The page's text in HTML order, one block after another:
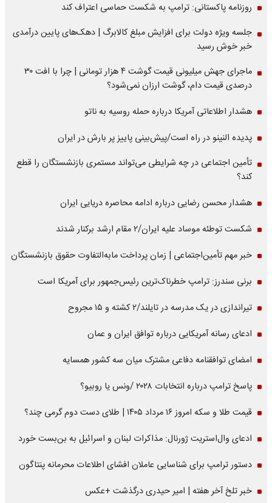
روزنامه پاکستانی: ترامپ به شکست حماسی اعتراف کند
جلسه ویژه دولت برای افزایش مبلغ کالابرگ | دهک‌های پایین درآمدی
خبر خوش رسید
ماجرای جهش میلیونی قیمت گوشت ۴ هزار تومانی | چرا با افت ۳۰
درصدی قیمت دام، گوشت ارزان نمی‌شود؟
هشدار اطلاعاتی آمریکا درباره حمله روسیه به ناتو
پدیده النینو در راه است/پیش‌بینی پاییز پر بارش در ایران
تأمین اجتماعی در چه شرایطی می‌تواند مستمری بازنشستگان را قطع
کند؟
هشدار محسن رضایی درباره ادامه محاصره دریایی ایران
شکست توطئه موساد علیه ایران/۲ مقام‌ ارشد برکنار شدند
خبر مهم تأمین‌اجتماعی | زمان پرداخت مابه‌التفاوت حقوق بازنشستگان
برنی سندرز: ترامپ خطرناک‌ترین رئیس‌جمهور برای آمریکا است
تیراندازی در یک مدرسه در تایلند/۲ کشته و ۱۵ مجروح
ادعای رسانه آمریکایی درباره توافق ایران و عمان
امضای توافقنامه دفاعی مشترک میان سه کشور همسایه
پاسخ ترامپ درباره انتخابات ۲۰۲۸ /ونس یا روبیو؟
قیمت طلا و سکه امروز ۱۶ مرداد ۱۴۰۵ | طلای دست دوم گرمی چند؟
ادعای وال‌استریت ژورنال: مذاکرات لبنان و اسرائیل به بن‌بست خورد
دستور ترامپ برای شناسایی عاملان افشای اطلاعات محرمانه پنتاگون
خبر تلخ آخر هفته | امیر حیدری درگذشت +عکس